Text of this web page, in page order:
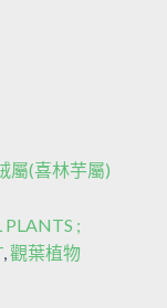
屬(喜林芋屬)
;
, 觀葉植物